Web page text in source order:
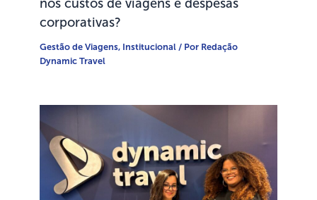
nos custos de viagens e despesas
corporativas?
Gestão de Viagens, Institucional / Por Redação
Dynamic Travel